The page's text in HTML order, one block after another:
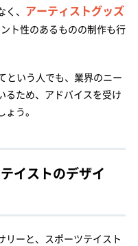
、 アーティストグッズ
ト性のあるものの制作も行
という人でも、業界のニー
るため、アドバイスを受け
う。
イストのデザイ
リーと、スポーツテイスト